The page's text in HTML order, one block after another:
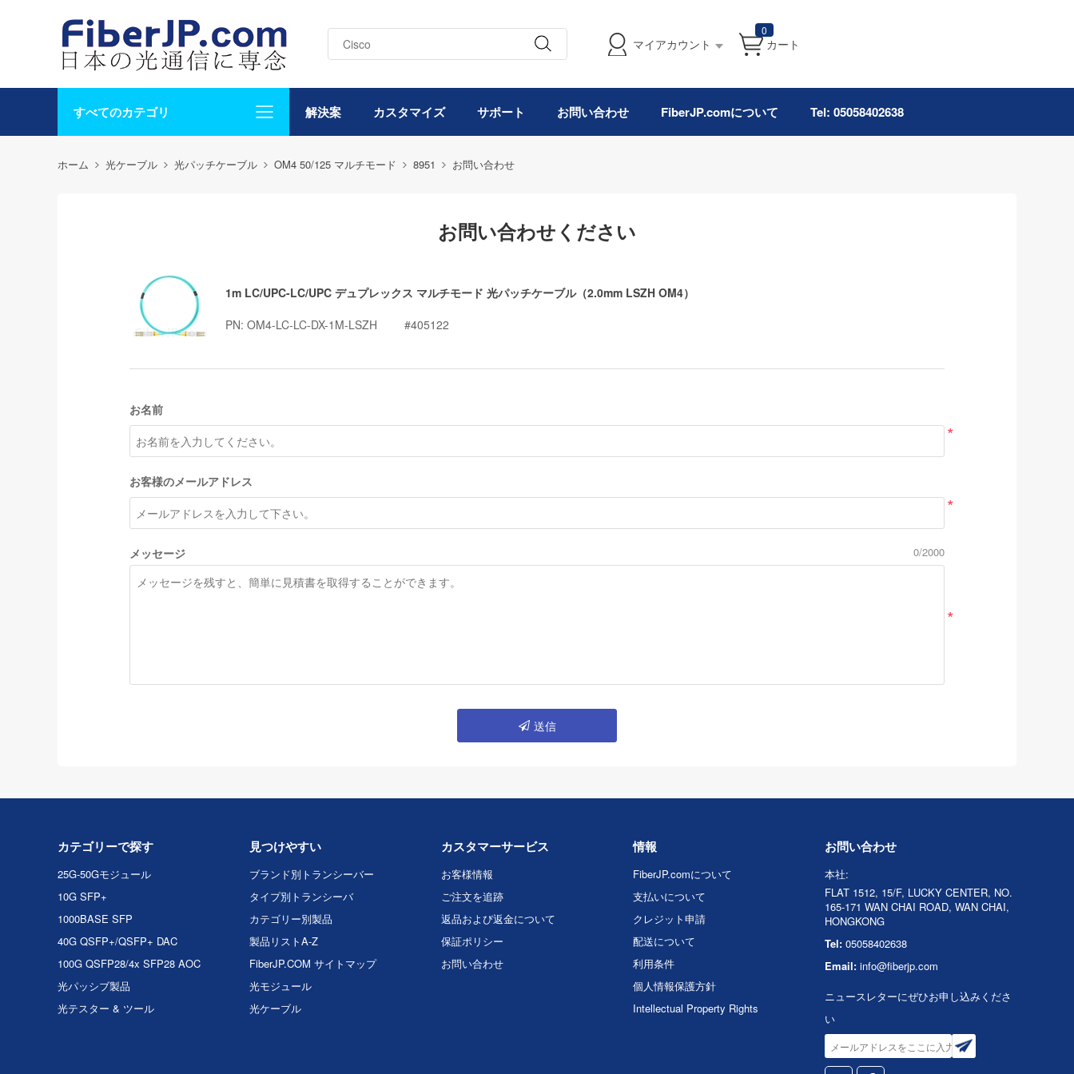
マイアカウント
0
カート
すべてのカテゴリ 解決案 カスタマイズ サポート お問い合わせ FiberJP.comについて Tel: 05058402638
ホーム 光ケーブル 光パッチケーブル OM4 50/125 マルチモード 8951 お問い合わせ
お問い合わせください
1m LC/UPC-LC/UPC デュプレックス マルチモード 光パッチケーブル（2.0mm LSZH OM4）
PN: OM4-LC-LC-DX-1M-LSZH
#405122
お名前
*
お客様のメールアドレス
*
メッセージ 0/2000
*
送信
カテゴリーで探す
25G-50Gモジュール
10G SFP+
1000BASE SFP
40G QSFP+/QSFP+ DAC
100G QSFP28/4x SFP28 AOC
光パッシブ製品
光テスター & ツール
見つけやすい
ブランド別トランシーバー
タイプ別トランシーバ
カテゴリー別製品
製品リストA-Z
FiberJP.COM サイトマップ
光モジュール
光ケーブル
カスタマーサービス
お客様情報
ご注文を追跡
返品および返金について
保証ポリシー
お問い合わせ
情報
FiberJP.comについて
支払いについて
クレジット申請
配送について
利用条件
個人情報保護方針
Intellectual Property Rights
お問い合わせ
本社:
FLAT 1512, 15/F, LUCKY CENTER, NO.
165-171 WAN CHAI ROAD, WAN CHAI,
HONGKONG
Tel: 05058402638
Email: info@fiberjp.com
ニュースレターにぜひお申し込みくださ
い